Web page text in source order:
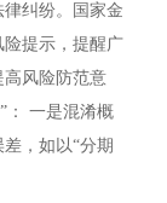
纠纷。国家金
提示，提醒广
风险防范意
： 一是混淆概
，如以“分期